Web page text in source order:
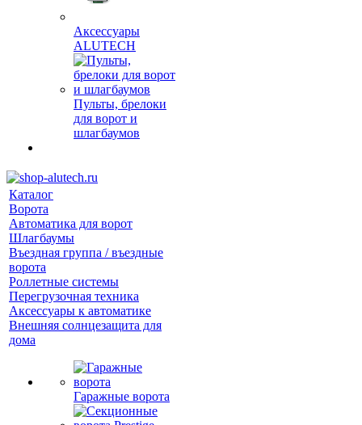
Аксессуары
ALUTECH
Пульты, брелоки
для ворот и
шлагбаумов
Каталог
Ворота
Автоматика для ворот
Шлагбаумы
Въездная группа / въездные
ворота
Роллетные системы
Перегрузочная техника
Аксессуары к автоматике
Внешняя солнцезащита для
дома
Гаражные ворота